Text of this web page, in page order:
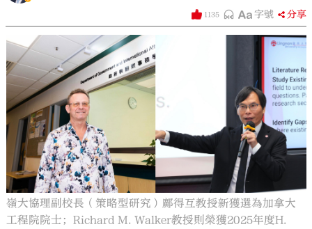
大公文匯
1135 字號 分享
嶺大協理副校長（策略型研究）鄺得互教授新獲選為加拿大
工程院院士；Richard M. Walker教授則榮獲2025年度H.